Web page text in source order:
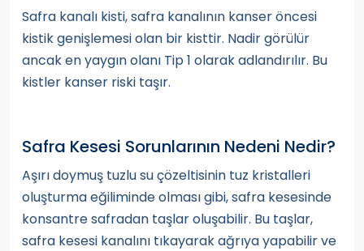
Safra kanalı kisti, safra kanalının kanser öncesi
kistik genişlemesi olan bir kisttir. Nadir görülür
ancak en yaygın olanı Tip 1 olarak adlandırılır. Bu
kistler kanser riski taşır.
Safra Kesesi Sorunlarının Nedeni Nedir?
Aşırı doymuş tuzlu su çözeltisinin tuz kristalleri
oluşturma eğiliminde olması gibi, safra kesesinde
konsantre safradan taşlar oluşabilir. Bu taşlar,
safra kesesi kanalını tıkayarak ağrıya yapabilir ve